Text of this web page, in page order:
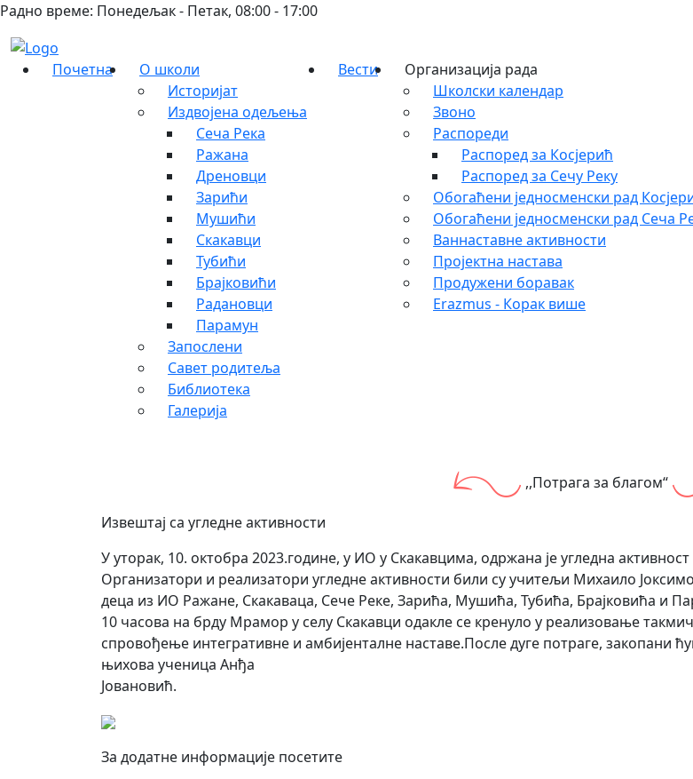
Радно време: Понедељак - Петак, 08:00 - 17:00
Почетна
О школи
Историјат
Издвојена одељења
Сеча Река
Ражана
Дреновци
Зарићи
Мушићи
Скакавци
Тубићи
Брајковићи
Радановци
Парамун
Запослени
Савет родитеља
Библиотека
Галерија
Вести
Организација рада
Школски календар
Звоно
Распореди
Распоред за Косјерић
Распоред за Сечу Реку
Обогаћени једносменски рад
Обогаћени једносменски рад Сеча
Ваннаставне активности
Пројектна настава
Продужени боравак
Erazmus - Корак више
,,Потрага за благом“
Извештај са угледне активности
У уторак, 10. октобра 2023.године, у ИО у Скакавцима, одржана је угледна
Организатори и реализатори угледне активности били су учитељи Михаило
деца из ИО Ражане, Скакаваца, Сече Реке, Зарића, Мушића, Тубића, Брајковића и
10 часова на брду Мрамор у селу Скакавци одакле се кренуло у реализовање
спровођење интегративне и амбијенталне наставе.После дуге потраге, закопани
њихова ученица Анђа
Јовановић.
За додатне информације посетите